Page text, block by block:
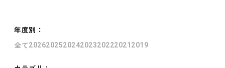
年度別 ：
全て202620252024202320222021 2019